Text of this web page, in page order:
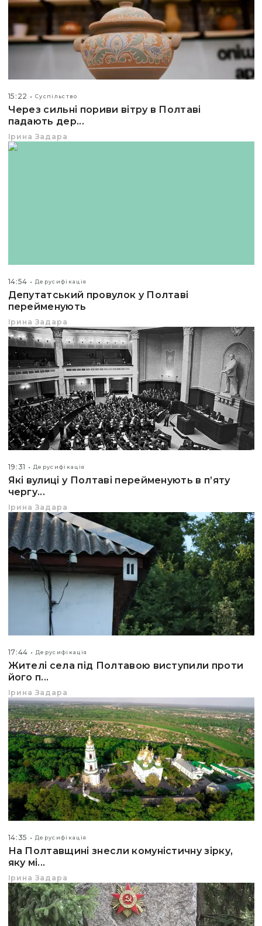
15:22 Суспільство
Через сильні пориви вітру в Полтаві
падають дер...
Ірина Задара
14:54 Дерусифікація
Депутатський провулок у Полтаві
перейменують
Ірина Задара
19:31 Дерусифікація
Які вулиці у Полтаві перейменують в п’яту
чергу...
Ірина Задара
17:44 Дерусифікація
Жителі села під Полтавою виступили проти
його п...
Ірина Задара
14:35 Дерусифікація
На Полтавщині знесли комуністичну зірку,
яку мі...
Ірина Задара